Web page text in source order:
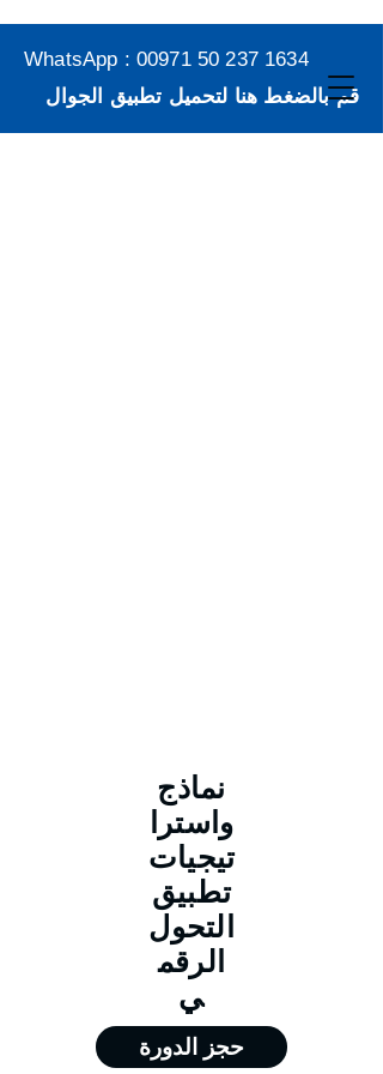
WhatsApp : 00971 50 237 1634
قم بالضغط هنا لتحميل تطبيق الجوال
نماذج
واسترا
تيجيات
تطبيق
التحول
الرقم
ي
حجز الدورة